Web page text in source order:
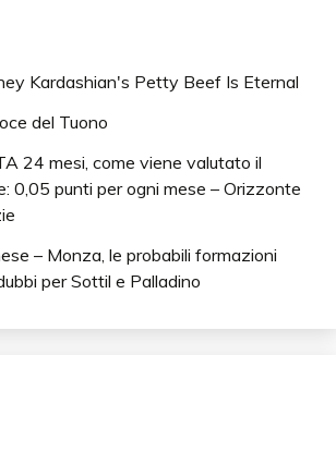
Kardashian's Petty Beef Is Eternal
del Tuono
24 mesi, come viene valutato il
0,05 punti per ogni mese – Orizzonte
– Monza, le probabili formazioni
per Sottil e Palladino